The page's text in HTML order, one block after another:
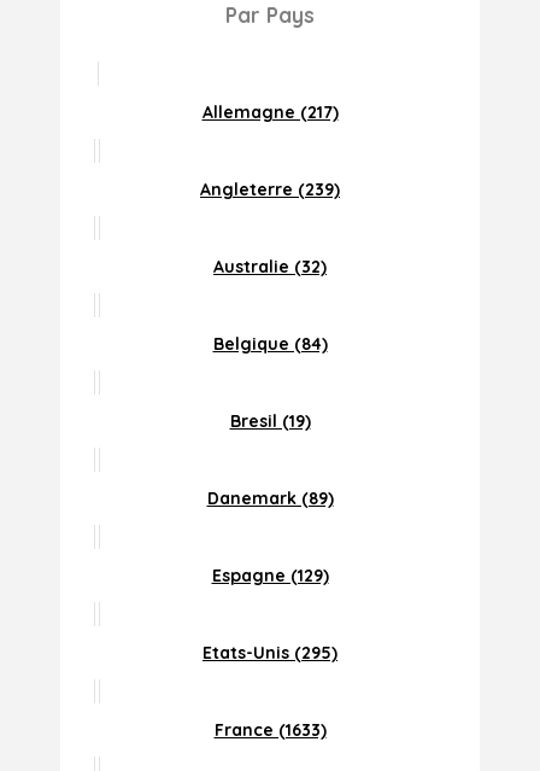
Par Pays
Allemagne (217)
Angleterre (239)
Australie (32)
Belgique (84)
Bresil (19)
Danemark (89)
Espagne (129)
Etats-Unis (295)
France (1633)